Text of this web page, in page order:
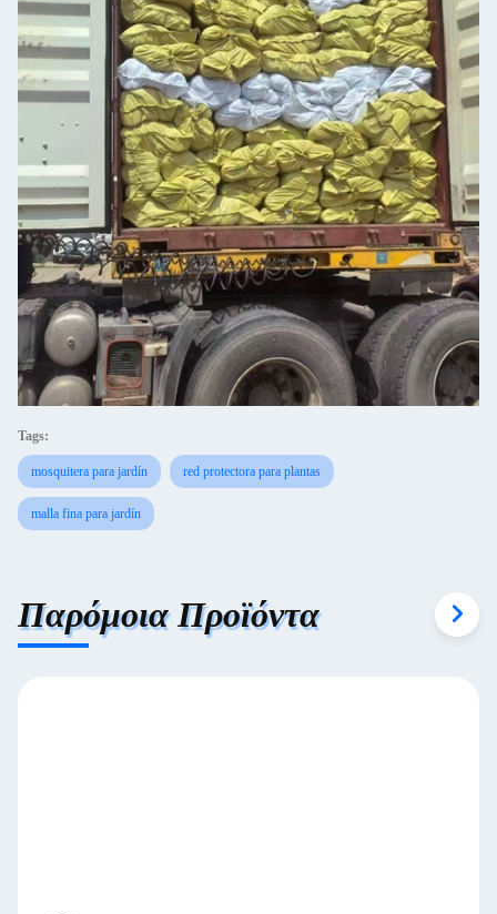
Tags:
mosquitera para jardín red protectora para plantas
malla fina para jardín
Παρόμοια Προϊόντα